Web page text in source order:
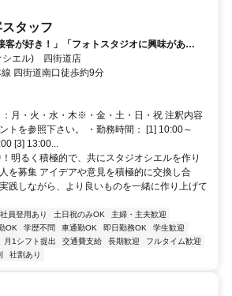
タッフ
客が好き！」「フォトスタジオに興味があ
もOK♪笑顔を一緒に創造してくれるスタッフ大
シエル) 四街道店
四街道南口徒歩約9分
月・火・水・木※・金・土・日・祝 注釈内容
トを参照下さい。 ・勤務時間： [1] 10:00～
[3] 13:00...
明るく積極的で、共にスタジオシエルを作り
を募集 アイデアや意見を積極的に交換し合
践しながら、より良いものを一緒に作り上げて
社員登用あり 土日祝のみOK
主婦・主夫歓迎
OK 学歴不問 車通勤OK 即日勤務OK
学生歓迎
月1シフト提出 交通費支給 長期歓迎
フルタイム歓迎
社割あり